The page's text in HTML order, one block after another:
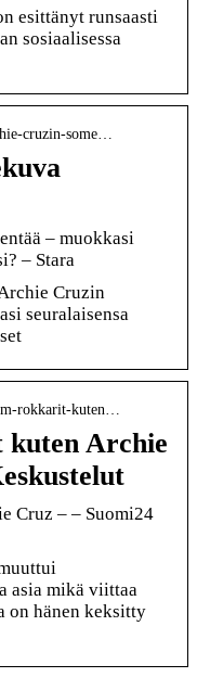
esittänyt runsaasti
sosiaalisessa
cruzin-some…
– muokkasi
– Stara
Cruzin
seuralaisensa
rokkarit-kuten…
Archie
Cruz – – Suomi24
asia mikä viittaa
on hänen keksitty